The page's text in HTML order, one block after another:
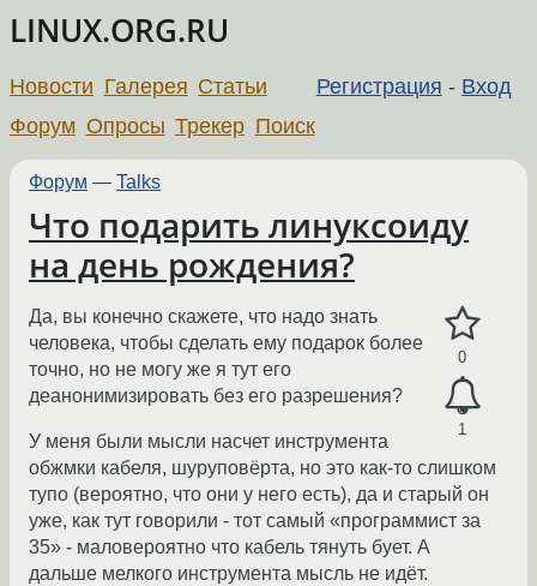
LINUX.ORG.RU
Регистрация - Вход
Новости Галерея Статьи
Форум Опросы Трекер Поиск
Форум — Talks
Что подарить линуксоиду
на день рождения?
0
1
Да, вы конечно скажете, что надо знать
человека, чтобы сделать ему подарок более
точно, но не могу же я тут его
деанонимизировать без его разрешения?
У меня были мысли насчет инструмента
обжмки кабеля, шуруповёрта, но это как-то слишком
тупо (вероятно, что они у него есть), да и старый он
уже, как тут говорили - тот самый «программист за
35» - маловероятно что кабель тянуть бует. А
дальше мелкого инструмента мысль не идёт.